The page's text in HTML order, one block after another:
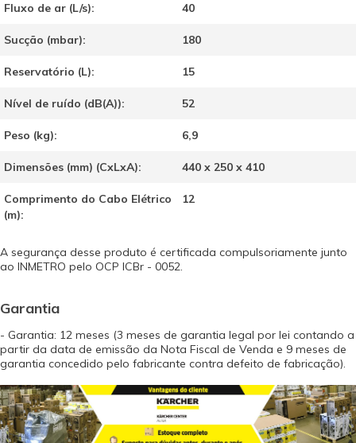
Fluxo de ar (L/s): 40
Sucção (mbar): 180
Reservatório (L): 15
Nível de ruído (dB(A)): 52
Peso (kg): 6,9
Dimensões (mm) (CxLxA): 440 x 250 x 410
Comprimento do Cabo Elétrico
(m):
12
A segurança desse produto é certificada compulsoriamente junto
ao INMETRO pelo OCP ICBr - 0052.
Garantia
- Garantia: 12 meses (3 meses de garantia legal por lei contando a
partir da data de emissão da Nota Fiscal de Venda e 9 meses de
garantia concedido pelo fabricante contra defeito de fabricação).